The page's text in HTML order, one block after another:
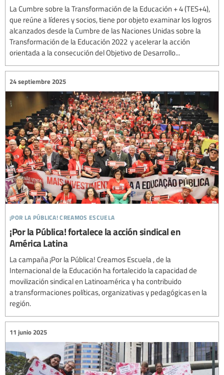
La Cumbre sobre la Transformación de la Educación + 4 (TES+4),
que reúne a líderes y socios, tiene por objeto examinar los logros
alcanzados desde la Cumbre de las Naciones Unidas sobre la
Transformación de la Educación 2022 y acelerar la acción
orientada a la consecución del Objetivo de Desarrollo...
¡por la pública! creamos escuela
24 septiembre 2025
¡Por la Pública! fortalece la acción sindical en
América Latina
La campaña ¡Por la Pública! Creamos Escuela , de la
Internacional de la Educación ha fortalecido la capacidad de
movilización sindical en Latinoamérica y ha contribuido
a transformaciones políticas, organizativas y pedagógicas en la
región.
11 junio 2025